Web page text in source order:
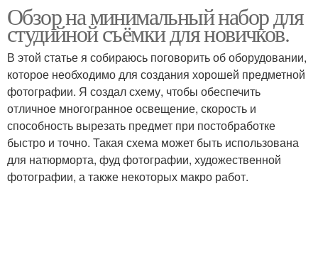
Обзор на минимальный набор для
студийной съёмки для новичков.
В этой статье я собираюсь поговорить об оборудовании,
которое необходимо для создания хорошей предметной
фотографии. Я создал схему, чтобы обеспечить
отличное многогранное освещение, скорость и
способность вырезать предмет при постобработке
быстро и точно. Такая схема может быть использована
для натюрморта, фуд фотографии, художественной
фотографии, а также некоторых макро работ.